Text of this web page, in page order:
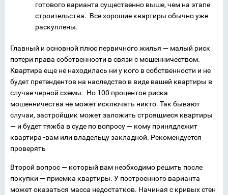
готового варианта существенно выше, чем на этапе
строительства. Все хорошие квартиры обычно уже
раскуплены.
Главный и основной плюс первичного жилья — малый риск
потери права собственности в связи с мошенничеством.
Квартира еще не находилась ни у кого в собственности и не
будет претендентов на наследство в виде вашей квартиры в
случае черной схемы. Но 100 процентов риска
мошенничества не может исключать никто. Так бывают
случаи, застройщик может заложить строящиеся квартиры
— и будет тяжба в суде по вопросу — кому принядлежит
квартира -вам или владельцу закладной. Рекомендуется
проверять
Второй вопрос — который вам необходимо решить после
покупки — приемка квартиры. У построенного варианта
может оказаться масса недостатков. Начиная с кривых стен